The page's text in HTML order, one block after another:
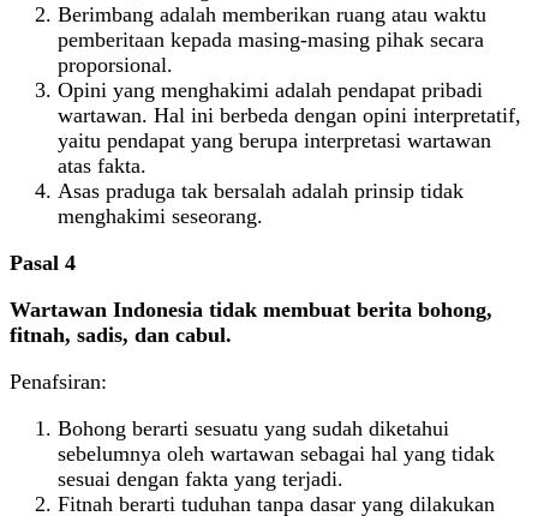
Berimbang adalah memberikan ruang atau waktu
pemberitaan kepada masing-masing pihak secara
proporsional.
Opini yang menghakimi adalah pendapat pribadi
wartawan. Hal ini berbeda dengan opini interpretatif,
yaitu pendapat yang berupa interpretasi wartawan
atas fakta.
Asas praduga tak bersalah adalah prinsip tidak
menghakimi seseorang.
Pasal 4
Wartawan Indonesia tidak membuat berita bohong,
fitnah, sadis, dan cabul.
Penafsiran:
Bohong berarti sesuatu yang sudah diketahui
sebelumnya oleh wartawan sebagai hal yang tidak
sesuai dengan fakta yang terjadi.
Fitnah berarti tuduhan tanpa dasar yang dilakukan